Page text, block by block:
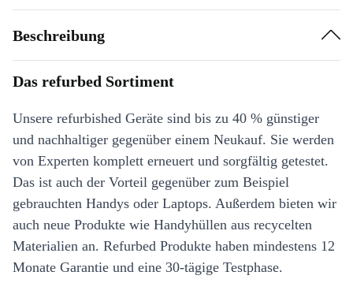
Beschreibung
Das refurbed Sortiment
Unsere refurbished Geräte sind bis zu 40 % günstiger
und nachhaltiger gegenüber einem Neukauf. Sie werden
von Experten komplett erneuert und sorgfältig getestet.
Das ist auch der Vorteil gegenüber zum Beispiel
gebrauchten Handys oder Laptops. Außerdem bieten wir
auch neue Produkte wie Handyhüllen aus recycelten
Materialien an. Refurbed Produkte haben mindestens 12
Monate Garantie und eine 30-tägige Testphase.